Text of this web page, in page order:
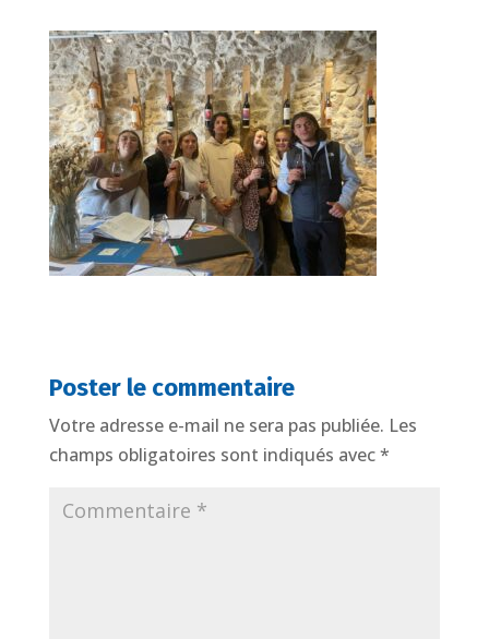
Poster le commentaire
Votre adresse e-mail ne sera pas publiée. Les
champs obligatoires sont indiqués avec*